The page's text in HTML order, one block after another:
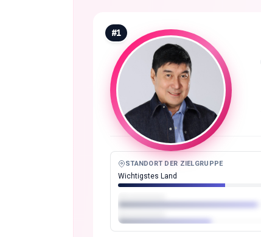
#1
STANDORT DER ZIELGRUPPE
Wichtigstes Land